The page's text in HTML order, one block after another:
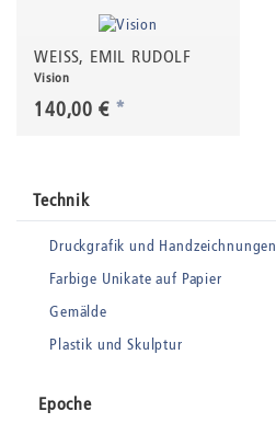
WEISS, EMIL RUDOLF
Vision
140,00 € *
Technik
Druckgrafik und Handzeichnungen
Farbige Unikate auf Papier
Gemälde
Plastik und Skulptur
Epoche